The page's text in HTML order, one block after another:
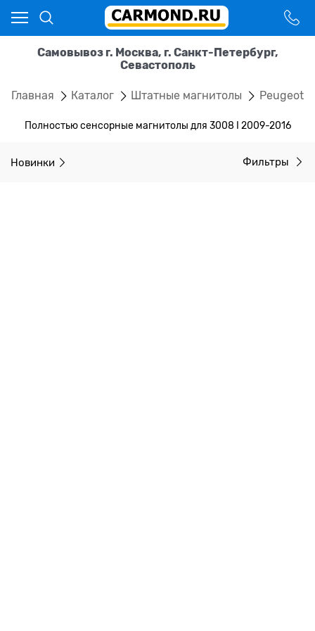
Самовывоз г. Москва, г. Санкт-Петербург,
Севастополь
Главная Каталог Штатные магнитолы Peugeot
Полностью сенсорные магнитолы для 3008 I 2009-2016
Новинки Фильтры